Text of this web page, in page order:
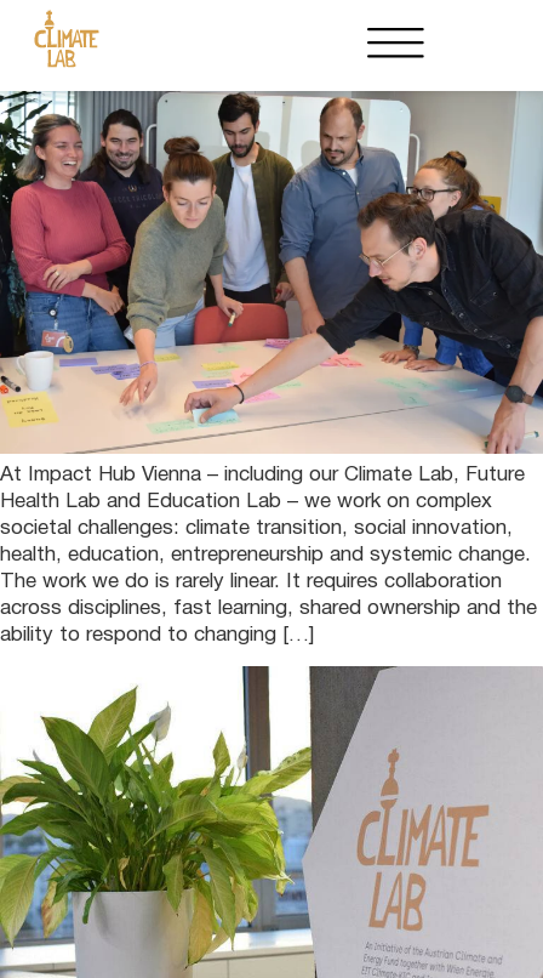
At Impact Hub Vienna – including our Climate Lab, Future
Health Lab and Education Lab – we work on complex
societal challenges: climate transition, social innovation,
health, education, entrepreneurship and systemic change.
The work we do is rarely linear. It requires collaboration
across disciplines, fast learning, shared ownership and the
ability to respond to changing […]